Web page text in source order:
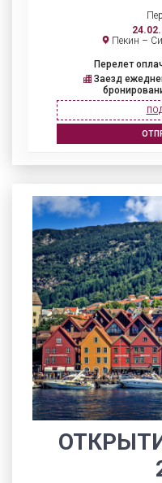
Пекин –
Перелет
Заезд